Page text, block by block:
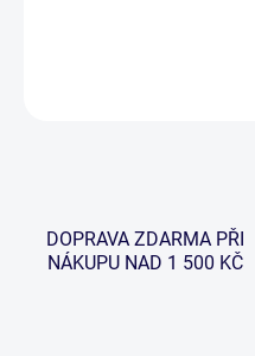
DOPRAVA ZDARMA PŘI
NÁKUPU NAD 1 500 KČ